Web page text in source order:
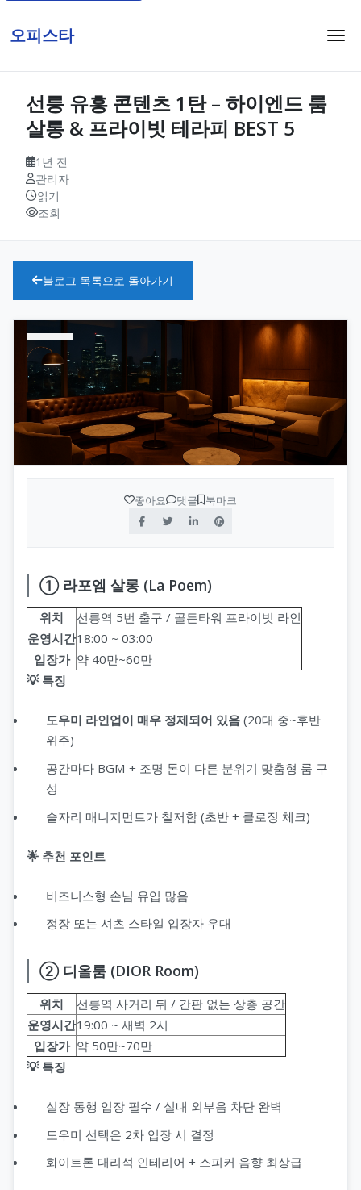
오피스타
선릉 유흥 콘텐츠 1탄 – 하이엔드 룸
살롱 & 프라이빗 테라피 BEST 5
1년 전
관리자
읽기
조회
블로그 목록으로 돌아가기
좋아요 댓글 북마크
① 라포엠 살롱 (La Poem)
위치
선릉역 5번 출구 / 골든타워 프라이빗 라인
운영시간18:00 ~ 03:00
입장가 약 40만~60만
💡 특징
도우미 라인업이 매우 정제되어 있음 (20대 중~후반
위주)
공간마다 BGM + 조명 톤이 다른 분위기 맞춤형 룸 구
성
술자리 매니지먼트가 철저함 (초반 + 클로징 체크)
🌟 추천 포인트
비즈니스형 손님 유입 많음
정장 또는 셔츠 스타일 입장자 우대
② 디올룸 (DIOR Room)
위치
선릉역 사거리 뒤 / 간판 없는 상층 공간
운영시간19:00 ~ 새벽 2시
입장가 약 50만~70만
💡 특징
실장 동행 입장 필수 / 실내 외부음 차단 완벽
도우미 선택은 2차 입장 시 결정
화이트톤 대리석 인테리어 + 스피커 음향 최상급